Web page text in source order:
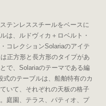
テンレススチールをベースに
は、ルドヴィカ＋ロベルト・
コレクションSolariaのアイテ
正方形と長方形のタイプがあ
で、Solariaのテーマである編
のテーブルは、船舶特有のカ
いて、それぞれの天板の格子
庭園、テラス、パティオ、プ